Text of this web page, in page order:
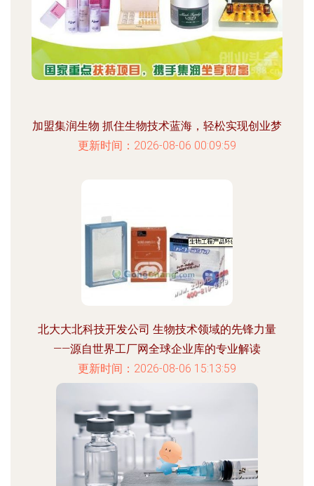
加盟集润生物 抓住生物技术蓝海，轻松实现创业梦
更新时间：2026-08-06 00:09:59
北大大北科技开发公司 生物技术领域的先锋力量
——源自世界工厂网全球企业库的专业解读
更新时间：2026-08-06 15:13:59